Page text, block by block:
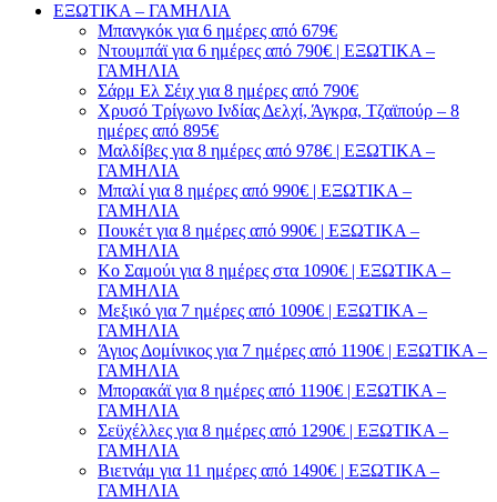
Universe Travel
You will love the way you travel
ΕΞΩΤΙΚΑ – ΓΑΜΗΛΙΑ
Μπανγκόκ για 6 ημέρες από 679€
Ντουμπάϊ για 6 ημέρες από 790€ | ΕΞΩΤΙΚΑ –
ΓΑΜΗΛΙΑ
Σάρμ Ελ Σέιχ για 8 ημέρες από 790€
Χρυσό Τρίγωνο Ινδίας Δελχί, Άγκρα, Τζαϊπούρ – 8
ημέρες από 895€
Μαλδίβες για 8 ημέρες από 978€ | ΕΞΩΤΙΚΑ –
ΓΑΜΗΛΙΑ
Μπαλί για 8 ημέρες από 990€ | ΕΞΩΤΙΚΑ –
ΓΑΜΗΛΙΑ
Πουκέτ για 8 ημέρες από 990€ | ΕΞΩΤΙΚΑ –
ΓΑΜΗΛΙΑ
Κο Σαμούι για 8 ημέρες στα 1090€ | ΕΞΩΤΙΚΑ –
ΓΑΜΗΛΙΑ
Μεξικό για 7 ημέρες από 1090€ | ΕΞΩΤΙΚΑ –
ΓΑΜΗΛΙΑ
Άγιος Δομίνικος για 7 ημέρες από 1190€ | ΕΞΩΤΙΚΑ –
ΓΑΜΗΛΙΑ
Μπορακάϊ για 8 ημέρες από 1190€ | ΕΞΩΤΙΚΑ –
ΓΑΜΗΛΙΑ
Σεϋχέλλες για 8 ημέρες από 1290€ | ΕΞΩΤΙΚΑ –
ΓΑΜΗΛΙΑ
Βιετνάμ για 11 ημέρες από 1490€ | ΕΞΩΤΙΚΑ –
ΓΑΜΗΛΙΑ